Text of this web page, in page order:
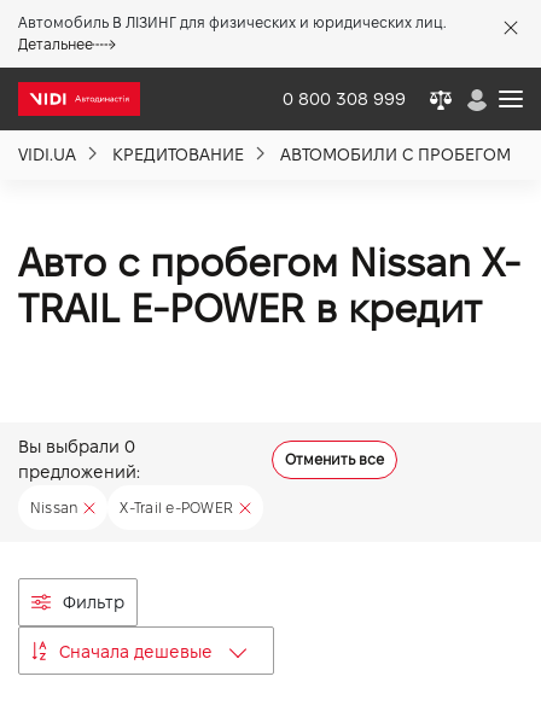
Автомобиль В ЛІЗИНГ для физических и юридических лиц.
Детальнее
0 800 308 999
VIDI.UA КРЕДИТОВАНИЕ АВТОМОБИЛИ С ПРОБЕГОМ
Авто с пробегом Nissan X-
TRAIL E-POWER в кредит
Вы выбрали 0
предложений:
Отменить все
Nissan X-Trail e-POWER
Фильтр
Сначала дешевые
Акции %
Новости